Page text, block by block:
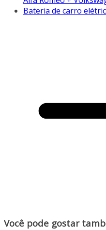
Bateria de carro
Você pode gostar